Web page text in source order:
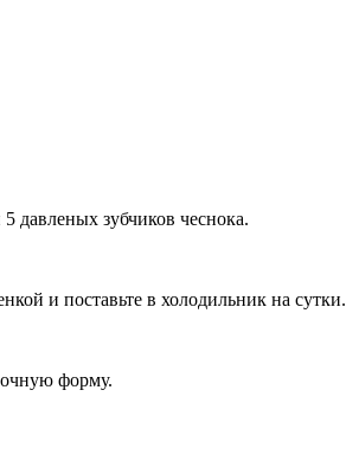
давленых зубчиков чеснока.
и поставьте в холодильник на сутки.
форму.